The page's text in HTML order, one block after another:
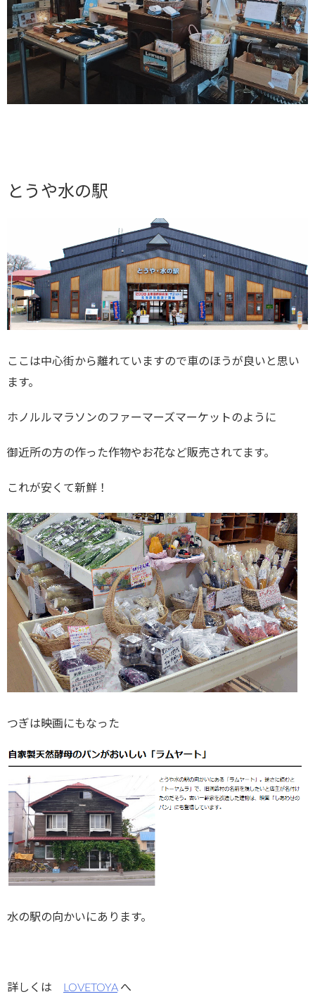
とうや水の駅
ここは中心街から離れていますので車のほうが良いと思い
ます。
ホノルルマラソンのファーマーズマーケットのように
御近所の方の作った作物やお花など販売されてます。
これが安くて新鮮！
つぎは映画にもなった
水の駅の向かいにあります。
詳しくは LOVETOYAへ